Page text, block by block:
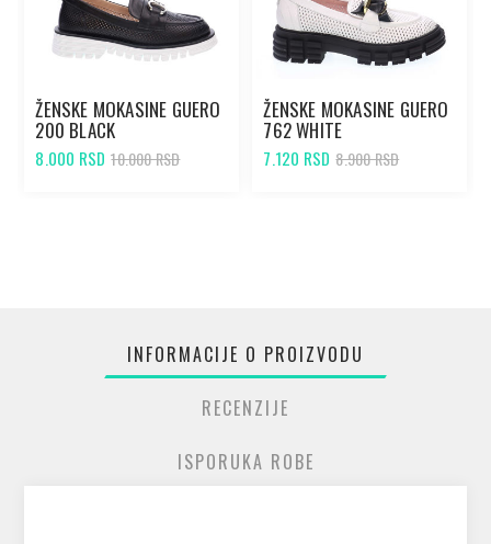
ŽENSKE MOKASINE GUERO
200 BLACK
8.000 RSD 10.000 RSD
ŽENSKE MOKASINE GUERO
762 WHITE
7.120 RSD 8.900 RSD
INFORMACIJE O PROIZVODU
RECENZIJE
ISPORUKA ROBE